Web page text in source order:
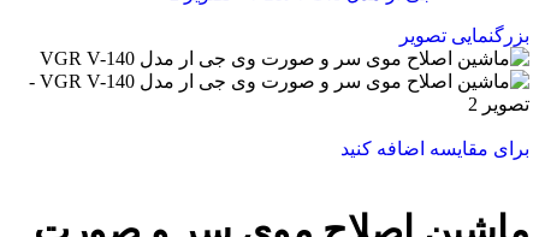
بزرگنمایی تصویر
برای مقایسه اضافه کنید